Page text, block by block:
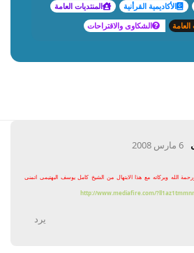
الأكاديمية القرأنية
المنتديات العامة
الشكاوى والاقتراحات
6 مارس 2008
الله وبركاته مع هذا الابتهال من الشيخ كامل يوسف البهتيمى اتمنى
http://www.mediafire.com/
يرد